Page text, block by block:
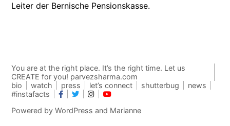
Leiter der Bernische Pensionskasse.
You are at the right place. It’s the right time. Let us
CREATE for you! parvezsharma.com
bio
watch press let’s connect shutterbug
news
#instafacts
Powered byWordPress and Marianne